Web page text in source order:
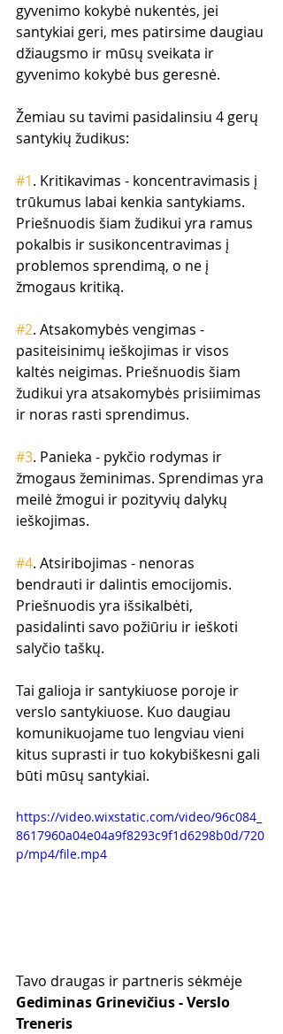
gyvenimo kokybė nukentės, jei
santykiai geri, mes patirsime daugiau
džiaugsmo ir mūsų sveikata ir
gyvenimo kokybė bus geresnė.
Žemiau su tavimi pasidalinsiu 4 gerų
santykių žudikus:
#1. Kritikavimas - koncentravimasis į
trūkumus labai kenkia santykiams.
Priešnuodis šiam žudikui yra ramus
pokalbis ir susikoncentravimas į
problemos sprendimą, o ne į
žmogaus kritiką.
#2. Atsakomybės vengimas -
pasiteisinimų ieškojimas ir visos
kaltės neigimas. Priešnuodis šiam
žudikui yra atsakomybės prisiimimas
ir noras rasti sprendimus.
#3. Panieka - pykčio rodymas ir
žmogaus žeminimas. Sprendimas yra
meilė žmogui ir pozityvių dalykų
ieškojimas.
#4. Atsiribojimas - nenoras
bendrauti ir dalintis emocijomis.
Priešnuodis yra išsikalbėti,
pasidalinti savo požiūriu ir ieškoti
salyčio taškų.
Tai galioja ir santykiuose poroje ir
verslo santykiuose. Kuo daugiau
komunikuojame tuo lengviau vieni
kitus suprasti ir tuo kokybiškesni gali
būti mūsų santykiai.
https://video.wixstatic.com/video/96c084_
8617960a04e04a9f8293c9f1d6298b0d/720
p/mp4/file.mp4
Tavo draugas ir partneris sėkmėje
Gediminas Grinevičius - Verslo
Treneris